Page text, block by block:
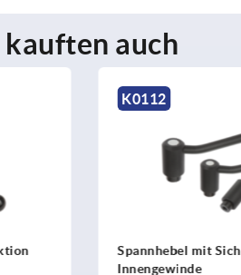
auch
K0114
Spannhebel, flach